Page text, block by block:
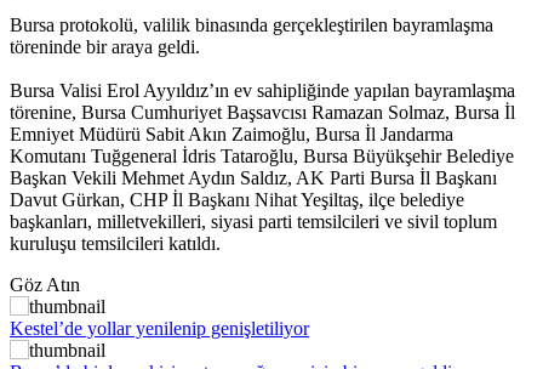
Bursa protokolü, valilik binasında gerçekleştirilen bayramlaşma
töreninde bir araya geldi.
Bursa Valisi Erol Ayyıldız’ın ev sahipliğinde yapılan bayramlaşma
törenine, Bursa Cumhuriyet Başsavcısı Ramazan Solmaz, Bursa İl
Emniyet Müdürü Sabit Akın Zaimoğlu, Bursa İl Jandarma
Komutanı Tuğgeneral İdris Tataroğlu, Bursa Büyükşehir Belediye
Başkan Vekili Mehmet Aydın Saldız, AK Parti Bursa İl Başkanı
Davut Gürkan, CHP İl Başkanı Nihat Yeşiltaş, ilçe belediye
başkanları, milletvekilleri, siyasi parti temsilcileri ve sivil toplum
kuruluşu temsilcileri katıldı.
Göz Atın
Kestel’de yollar yenilenip genişletiliyor